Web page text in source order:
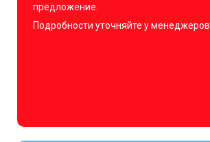
предложение.
Подробности уточняйте у менеджеров.